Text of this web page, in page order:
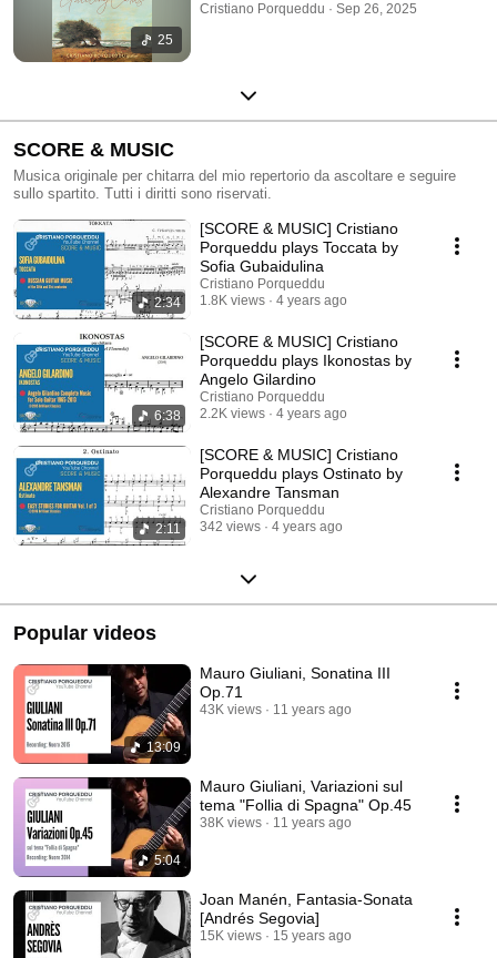
25
Cristiano Porqueddu · Sep 26, 2025
SCORE & MUSIC
Musica originale per chitarra del mio repertorio da ascoltare e seguire
sullo spartito. Tutti i diritti sono riservati.
2:34
[SCORE & MUSIC] Cristiano
Porqueddu plays Toccata by
Sofia Gubaidulina
Cristiano Porqueddu
1.8K views
4 years ago
6:38
[SCORE & MUSIC] Cristiano
Porqueddu plays Ikonostas by
Angelo Gilardino
Cristiano Porqueddu
2.2K views
4 years ago
2:11
[SCORE & MUSIC] Cristiano
Porqueddu plays Ostinato by
Alexandre Tansman
Cristiano Porqueddu
342 views
4 years ago
Popular videos
13:09
Mauro Giuliani, Sonatina III
Op.71
43K views 11 years ago
5:04
Mauro Giuliani, Variazioni sul
tema "Follia di Spagna" Op.45
38K views 11 years ago
Joan Manén, Fantasia-Sonata
[Andrés Segovia]
15K views 15 years ago